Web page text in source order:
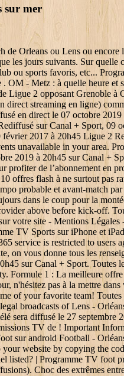
sur mer
de Orleans ou Lens ou
les jours suivants. Sur
ou sports favoris, etc...
. OM - Metz : à quelle heure
Ligue 2 opposant Grenoble
direct streaming en ligne)
en direct le 07 octobre
sur Canal + Sport, 09
2017 à 20h45 Ligue 2
unavailable in your area.
2019 à 20h45 sur Canal +
de l’abonnement en
offres flash à ne surtout pas
probable et avant-match
dans le coup pour la
above before kick-off.
votre site - Mentions
TV Sports sur iPhone et
service is restricted to users
on vous donne tous les
sur Canal + Sport.
Formule 1 : La meilleure
n'hésitez pas à la mettre
of your favorite team!
broadcasts of Lens -
sera diffusé le 27
TV de ! Important
sur android Football -
website by copying the
listed? | Programme TV foot
Choc des extrêmes